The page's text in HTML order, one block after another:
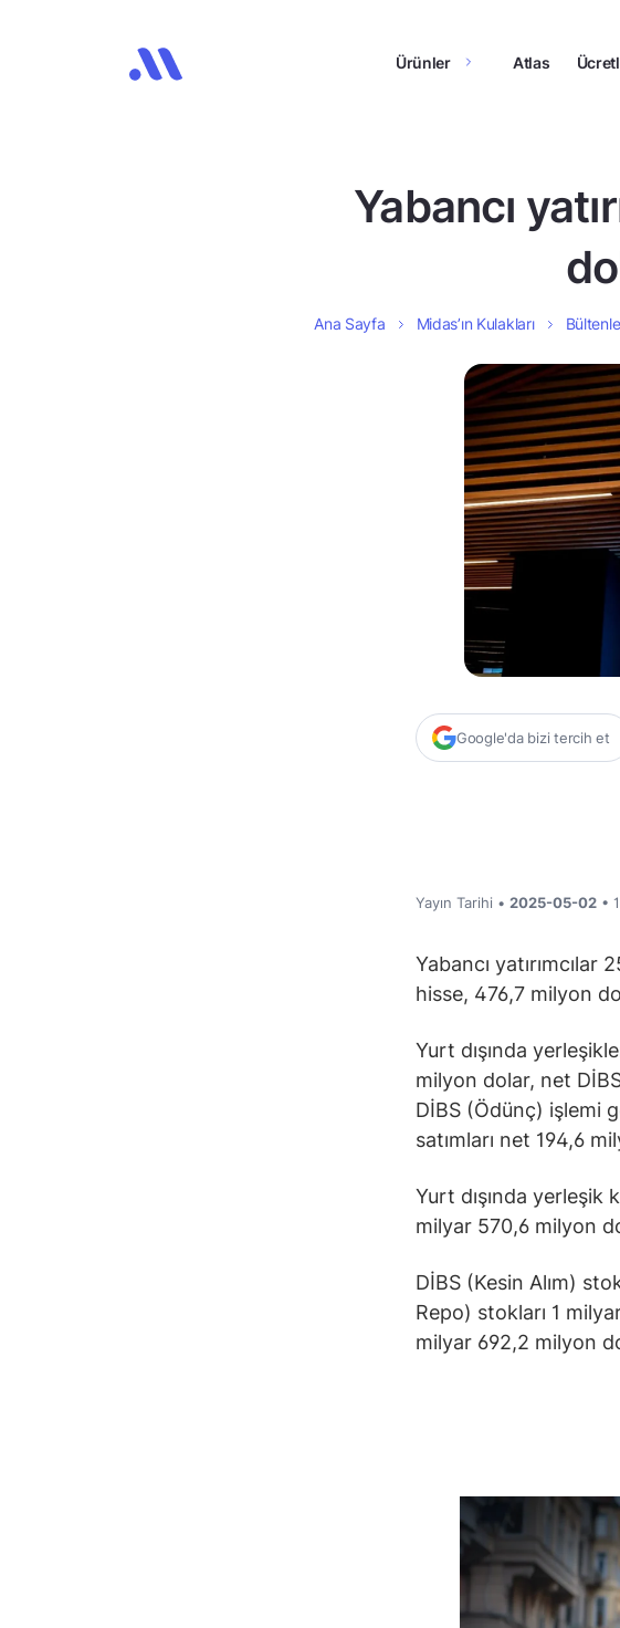
Ürünler Atlas
Yabancı
Ana Sayfa Midas’ın Kulakları
Google'da bizi tercih et
Yayın Tarihi • 2025-05-02 •
Yabancı
hisse, 476,7 milyon
Yurt dışında
milyon dolar, net
DİBS (Ödünç) işlemi
satımları net 194,6
Yurt dışında yerleşik
milyar 570,6 milyon
DİBS (Kesin Alım)
Repo) stokları 1
milyar 692,2 milyon